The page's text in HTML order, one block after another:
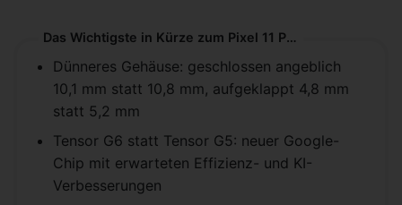
Das Wichtigste in Kürze zum Pixel 11 Pro Fold
Dünneres Gehäuse: geschlossen angeblich
10,1 mm statt 10,8 mm, aufgeklappt 4,8 mm
statt 5,2 mm
Tensor G6 statt Tensor G5: neuer Google-
Chip mit erwarteten Effizienz- und KI-
Verbesserungen